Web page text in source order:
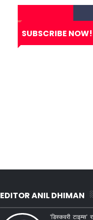
SUBSCRIBE NOW!
EDITOR ANIL DHIMAN
'डिस्कवरी टाइम्स'